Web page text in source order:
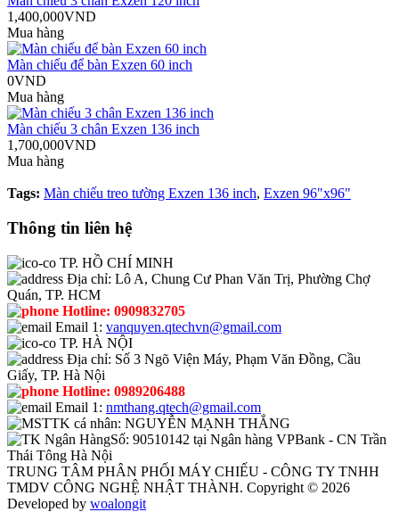
1,400,000VND
Mua hàng
Màn chiếu để bàn Exzen 60 inch
0VND
Mua hàng
Màn chiếu 3 chân Exzen 136 inch
1,700,000VND
Mua hàng
Tags: Màn chiếu treo tường Exzen 136 inch, Exzen 96"x96"
Thông tin liên hệ
TP. HỒ CHÍ MINH
Địa chỉ: Lô A, Chung Cư Phan Văn Trị, Phường Chợ
Quán, TP. HCM
Hotline: 0909832705
Email 1: vanquyen.qtechvn@gmail.com
TP. HÀ NỘI
Địa chỉ: Số 3 Ngõ Viện Máy, Phạm Văn Đồng, Cầu
Giấy, TP. Hà Nội
Hotline: 0989206488
Email 1: nmthang.qtech@gmail.com
TK cá nhân: NGUYỄN MẠNH THẮNG
Số: 90510142 tại Ngân hàng VPBank - CN Trần
Thái Tông Hà Nội
TRUNG TÂM PHÂN PHỐI MÁY CHIẾU - CÔNG TY TNHH
TMDV CÔNG NGHỆ NHẬT THÀNH. Copyright © 2026
Developed by woalongit